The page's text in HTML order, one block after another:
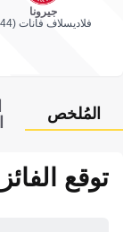
جيرونا
فلاديسلاف فانات (44')
المُلخص
توقع الفائز